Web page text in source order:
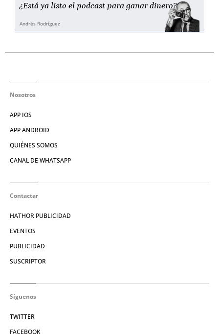
¿Está ya listo el podcast para ganar dinero?
Andrés Rodríguez
Nosotros
APP IOS
APP ANDROID
QUIÉNES SOMOS
CANAL DE WHATSAPP
Contactar
HATHOR PUBLICIDAD
EVENTOS
PUBLICIDAD
SUSCRIPTOR
Síguenos
TWITTER
FACEBOOK